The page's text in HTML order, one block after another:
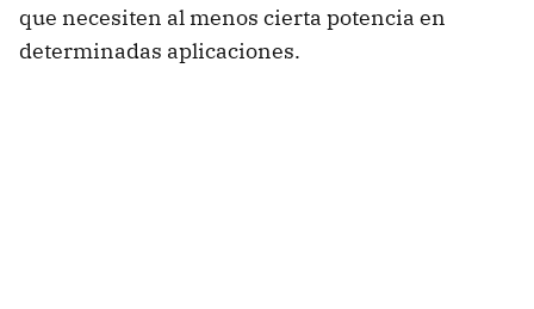
que necesiten al menos cierta potencia en
determinadas aplicaciones.